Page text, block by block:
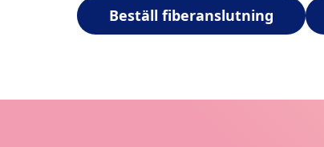
Beställ fiberanslutning